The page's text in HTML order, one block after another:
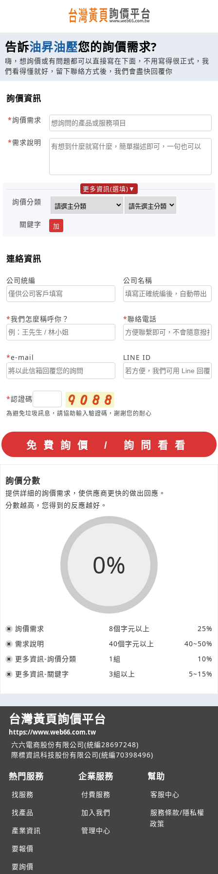
告訴油昇油壓您的詢價需求?
嗨，想詢價或有問題都可以直接寫在下面，不用寫得很正式，我
們看得懂就好，留下聯絡方式後，我們會盡快回覆你
詢價資訊
詢價需求
需求說明
更多資訊(選填)
詢價分類
關鍵字 加
連絡資訊
公司統編 公司名稱
我們怎麼稱呼你？ 聯絡電話
e-mail LINE ID
認證碼
為避免垃圾訊息，請協助輸入驗證碼，謝謝您的耐心
詢價分數
提供詳細的詢價需求，使供應商更快的做出回應。
分數越高，您得到的反應越好。
0%
詢價需求 8個字元以上
25%
需求說明
40個字元以上
40~50%
更多資訊-詢價分類
1組
10%
更多資訊-關鍵字
3組以上 5~15%
台灣黃頁詢價平台
https://www.web66.com.tw
六六電商股份有限公司(統編28697248)
際標資訊科技股份有限公司(統編70398496)
熱門服務
找服務
找產品
產業資訊
要報價
要詢價
企業服務
付費服務
加入我們
管理中心
幫助
客服中心
服務條款/隱私權
政策